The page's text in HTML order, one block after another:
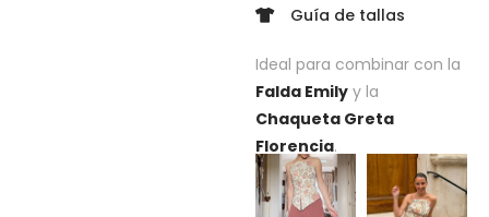
Guía de tallas
Ideal para combinar con la
Falda Emilyy la
Chaqueta Greta
Florencia.